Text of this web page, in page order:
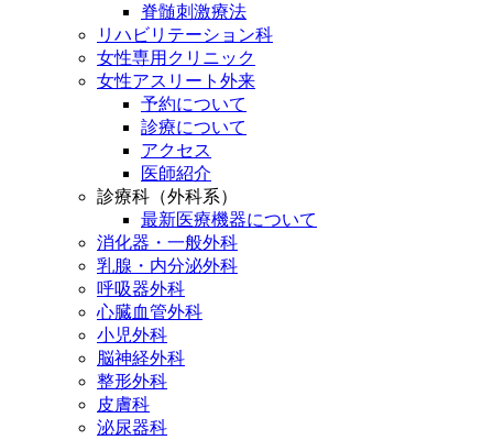
脊髄刺激療法
リハビリテーション科
女性専用クリニック
女性アスリート外来
予約について
診療について
アクセス
医師紹介
診療科（外科系）
最新医療機器について
消化器・一般外科
乳腺・内分泌外科
呼吸器外科
心臓血管外科
小児外科
脳神経外科
整形外科
皮膚科
泌尿器科